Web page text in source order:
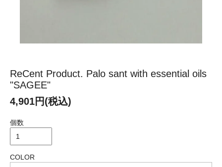
ReCent Product. Palo sant with essential oils
"SAGEE"
4,901円(税込)
個数
COLOR